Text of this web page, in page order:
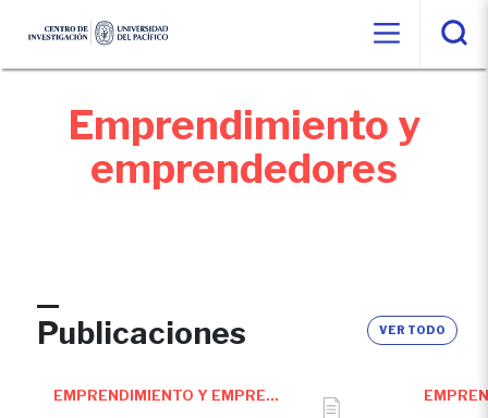
Emprendimiento y
emprendedores
Publicaciones VER TODO
EMPRENDIMIENTO Y EMPRENDEDORES